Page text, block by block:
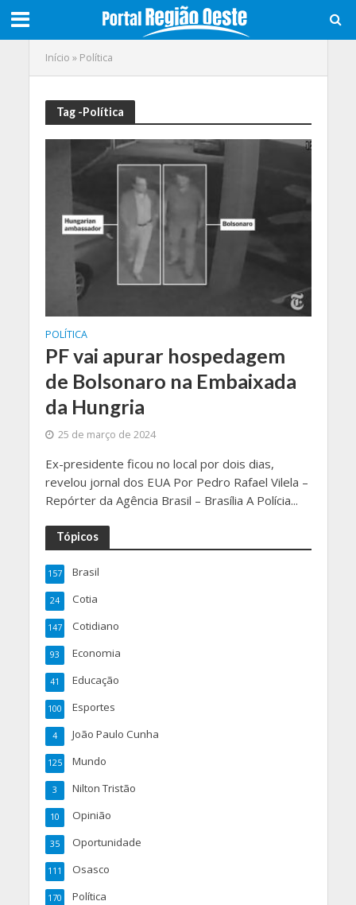
Início » Política
Tag -Política
POLÍTICA
PF vai apurar hospedagem
de Bolsonaro na Embaixada
da Hungria
25 de março de 2024
Ex-presidente ficou no local por dois dias,
revelou jornal dos EUA Por Pedro Rafael Vilela –
Repórter da Agência Brasil – Brasília A Polícia...
Tópicos
Brasil
157
Cotia
24
Cotidiano
147
Economia
93
Educação
41
Esportes
100
João Paulo Cunha
4
Mundo
125
Nilton Tristão
3
Opinião
10
Oportunidade
35
Osasco
111
Política
170